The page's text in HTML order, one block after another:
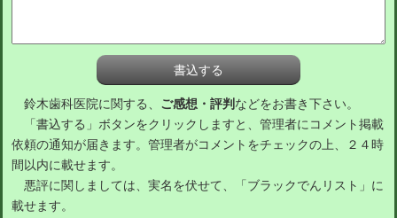
鈴木歯科医院に関する、 ご感想・評判 などをお書き下さい。
「書込する」ボタンをクリックしますと、管理者にコメント掲載
依頼の通知が届きます。管理者がコメントをチェックの上、２４時
間以内に載せます。
悪評に関しましては、実名を伏せて、「ブラックでんリスト」に
載せます。